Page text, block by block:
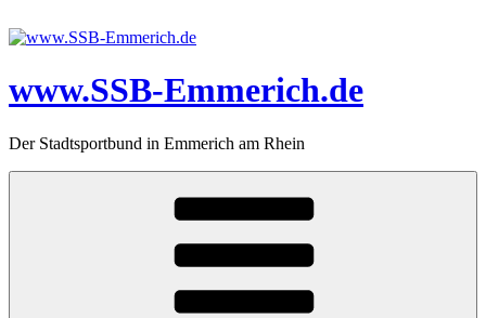
Inhalt
www.SSB-Emmerich.de
Der Stadtsportbund in Emmerich am Rhein